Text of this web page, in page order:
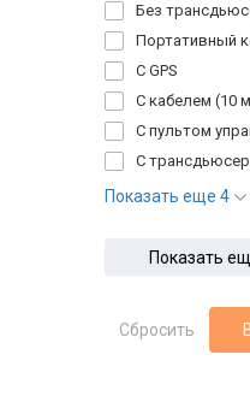
Без
Портативный
С GPS
С кабелем (10
С пультом
С
Показать еще 4
Показать
Сбросить